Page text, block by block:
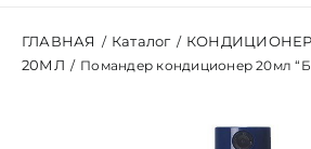
ЭКВИЛИБРИУМ
ГЛАВНАЯ / Каталог / КОНДИЦИОНЕР
20МЛ / Помандер кондиционер 20мл